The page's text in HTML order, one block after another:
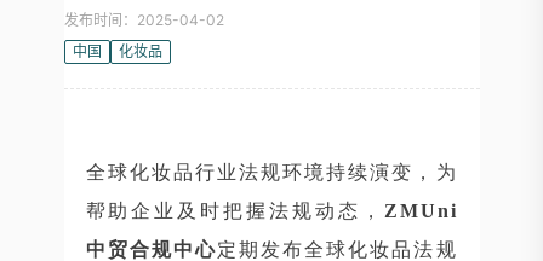
发布时间：2025-04-02
中国
化妆品
全球化妆品行业法规环境持续演变，为
帮助企业及时把握法规动态， ZMUni
中贸合规中心定期发布全球化妆品法规